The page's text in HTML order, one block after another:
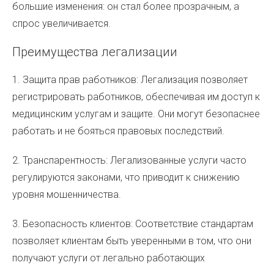
большие изменения: он стал более прозрачным, а
спрос увеличивается.
Преимущества легализации
1. Защита прав работников: Легализация позволяет
регистрировать работников, обеспечивая им доступ к
медицинским услугам и защите. Они могут безопаснее
работать и не бояться правовых последствий.
2. Транспарентность: Легализованные услуги часто
регулируются законами, что приводит к снижению
уровня мошенничества.
3. Безопасность клиентов: Соответствие стандартам
позволяет клиентам быть уверенными в том, что они
получают услуги от легально работающих